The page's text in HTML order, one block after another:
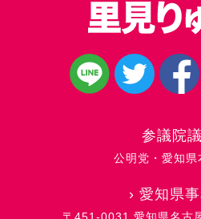
参議院
公明党・愛知県
› 愛知県
〒451-0031 愛知県名古